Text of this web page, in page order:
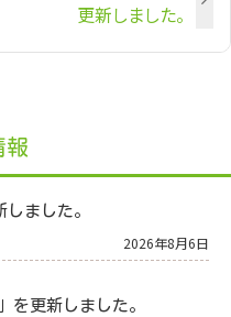
更新しました。
報
ました。
2026年8月6日
を更新しました。